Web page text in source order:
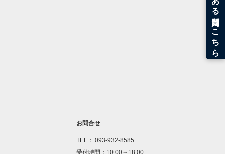
お問合せ
TEL： 093-932-8585
受付時間：10:00～18:00